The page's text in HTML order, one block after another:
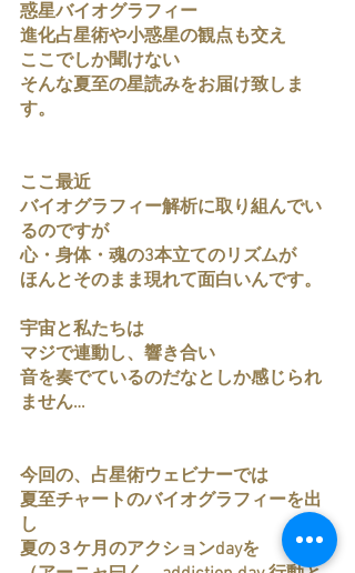
惑星バイオグラフィー
進化占星術や小惑星の観点も交え
ここでしか聞けない
そんな夏至の星読みをお届け致しま
す。
ここ最近
バイオグラフィー解析に取り組んでい
るのですが
心・身体・魂の3本立てのリズムが
ほんとそのまま現れて面白いんです。
宇宙と私たちは
マジで連動し、響き合い
音を奏でているのだなとしか感じられ
ません…
今回の、占星術ウェビナーでは
夏至チャートのバイオグラフィーを出
し
夏の３ケ月のアクションdayを